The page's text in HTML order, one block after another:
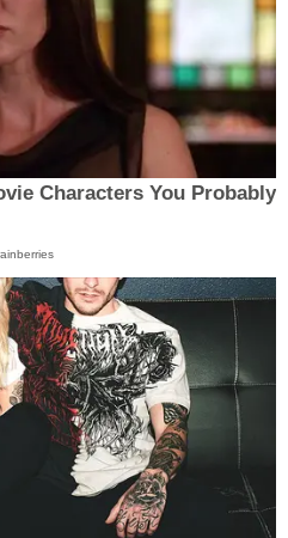
Characters You Probably